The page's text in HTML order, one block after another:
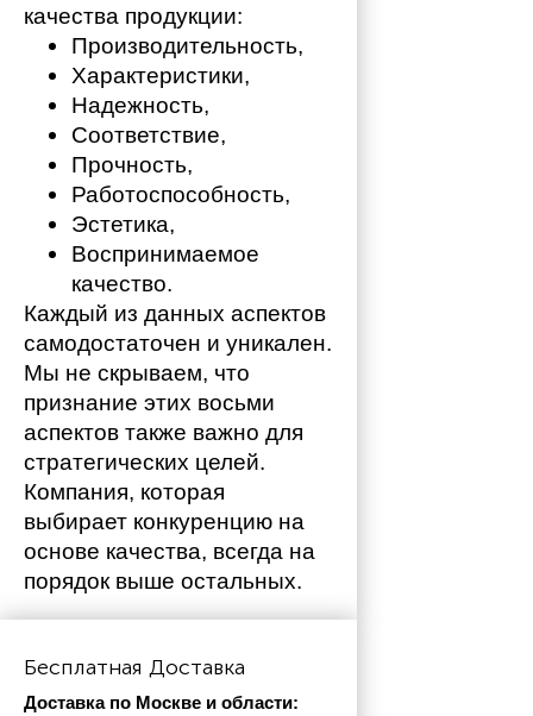
качества продукции:
Производительность,
Характеристики,
Надежность,
Соответствие,
Прочность,
Работоспособность,
Эстетика,
Воспринимаемое
качество.
Каждый из данных аспектов
самодостаточен и уникален.
Мы не скрываем, что
признание этих восьми
аспектов также важно для
стратегических целей.
Компания, которая
выбирает конкуренцию на
основе качества, всегда на
порядок выше остальных.
Бесплатная Доставка
Доставка по Москве и области: